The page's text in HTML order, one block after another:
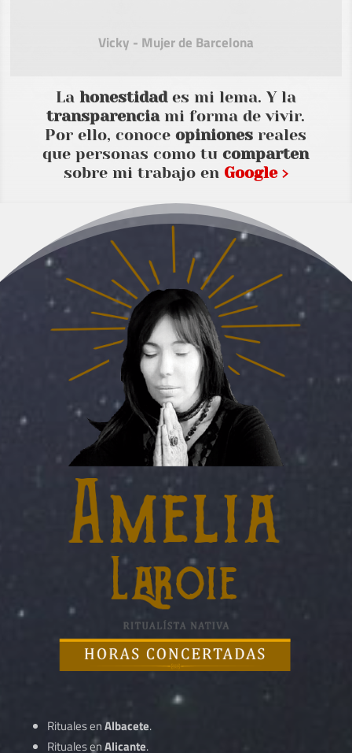
Vicky - Mujer de Barcelona
La honestidades mi lema. Y la
transparenciami forma de vivir.
Por ello, conoceopiniones reales
que personas como tucomparten
sobre mi trabajo en Google ›
Rituales enAlbacete.
Rituales enAlicante.